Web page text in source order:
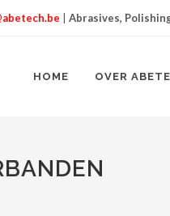
Abrasives,
HOME OVER